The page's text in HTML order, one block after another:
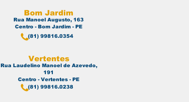
Bom Jardim
Rua Manoel Augusto, 163
Centro - Bom Jardim - PE
(81) 99816.0354
Vertentes
Rua Laudelino Manoel de Azevedo,
191
Centro - Vertentes - PE
(81) 99816.0238